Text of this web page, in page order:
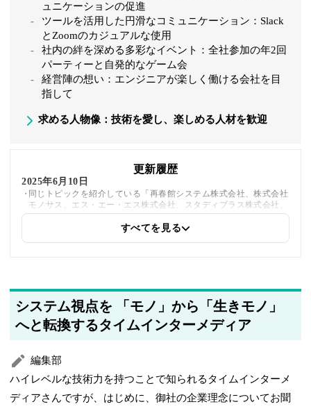
ュニケーションの促進
ツールを活用した円滑なコミュニケーション：Slack
とZoomのカジュアルな使用
社内の絆を深める多彩なイベント：全社参加の年2回
パーティーと自発的なゲーム会
経営陣の想い：エンジニアが楽しく働ける会社を目
指して
求める人物像：技術を愛し、楽しめる人材を歓迎
更新履歴
2025年6月10日
同じトピックを紹介している「再春館システム株式会社、株式会社
モノサス、エス・エー・エス株式会社、スタディプラス株式会社、
感性ＡＩ株式会社、CXRエンジニアリング株式会社」への内部リン
すべてを見る
システム視点を 「モノ」から「生きモノ」
へと転換するタイムインターメディア
編集部
ハイレベルな技術力を持つことで知られるタイムインターメ
ディアさんですが、はじめに、御社の企業理念についてお聞